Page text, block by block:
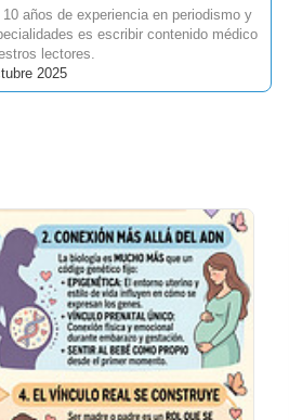
años de experiencia en periodismo y
es escribir contenido médico
lectores.
2025